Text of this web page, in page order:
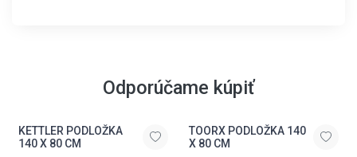
Odporúčame kúpiť
KETTLER PODLOŽKA
140 X 80 CM
TOORX PODLOŽKA 140
X 80 CM